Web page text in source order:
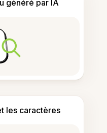
généré par IA
les caractères